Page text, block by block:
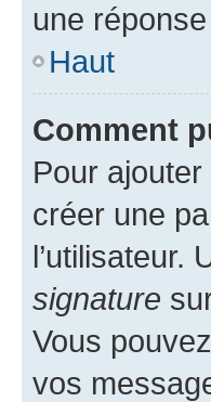
une
Haut
Comment
Pour
créer une
l’utilisateur.
signature
Vous
vos